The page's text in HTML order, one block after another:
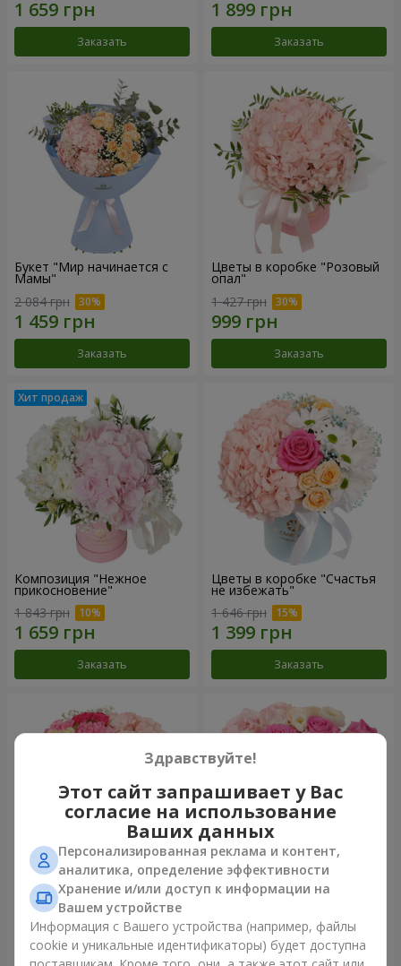
Заказать Заказать
Букет "Мир начинается с
Мамы"
2 084 грн
Заказать
Цветы в коробке "Розовый
опал"
1 427 грн
Заказать
Композиция "Нежное
прикосновение"
1 843 грн
Заказать
Цветы в коробке "Счастья
не избежать"
1 646 грн
Заказать
Цветы в коробке "Соломия"
2 110 грн
Композиция "Barbie"
2 612 грн
Здравствуйте!
Этот сайт запрашивает у Вас
согласие на использование
Ваших данных
Персонализированная реклама и контент,
аналитика, определение эффективности
Хранение и/или доступ к информации на
Вашем устройстве
Информация с Вашего устройства (например, файлы
cookie и уникальные идентификаторы) будет доступна